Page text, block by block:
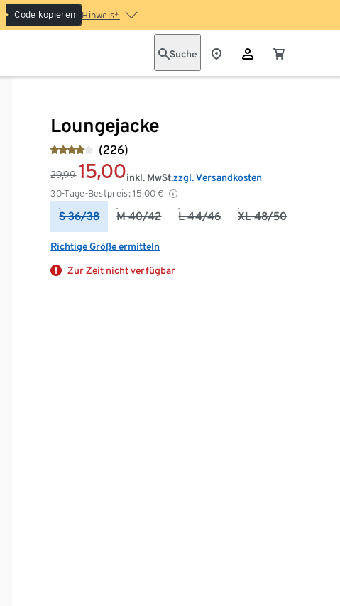
Code kopieren Hinweis*
Suche
Loungejacke
(226)
29,99 15,00
30-Tage-Bestpreis: 15,00 €
inkl. MwSt.zzgl. Versandkosten
S 36/38 M 40/42 L 44/46 XL 48/50
Richtige Größe ermitteln
Zur Zeit nicht verfügbar